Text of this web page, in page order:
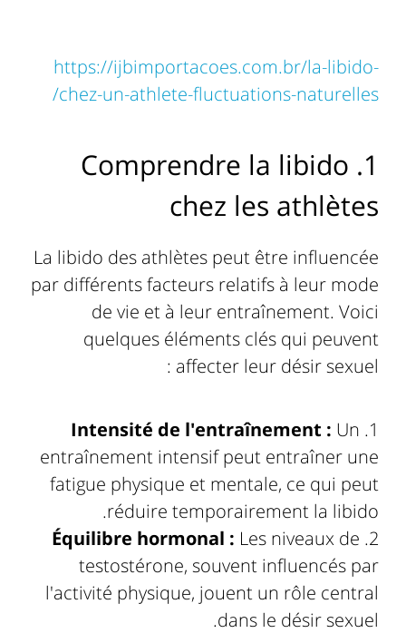
https://ijbimportacoes.com.br/la-libido-
chez-un-athlete-fluctuations-naturelles/
1. Comprendre la libido
chez les athlètes
La libido des athlètes peut être influencée
par différents facteurs relatifs à leur mode
de vie et à leur entraînement. Voici
quelques éléments clés qui peuvent
affecter leur désir sexuel :
Intensité de l'entraînement : Un
entraînement intensif peut entraîner une
fatigue physique et mentale, ce qui peut
réduire temporairement la libido.
Équilibre hormonal : Les niveaux de
testostérone, souvent influencés par
l'activité physique, jouent un rôle central
dans le désir sexuel.